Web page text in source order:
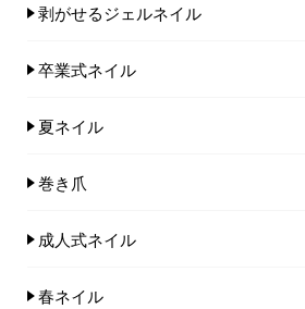
剥がせるジェルネイル
卒業式ネイル
夏ネイル
巻き爪
成人式ネイル
春ネイル